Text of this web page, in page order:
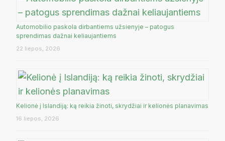
Automobilio paskola dirbantiems užsienyje – patogus
sprendimas dažnai keliaujantiems
22 liepos, 2026
Kelionė į Islandiją: ką reikia žinoti, skrydžiai ir kelionės planavimas
16 liepos, 2026